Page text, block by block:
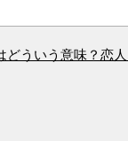
どういう意味？恋